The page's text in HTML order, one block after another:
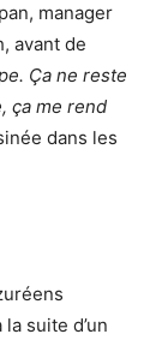
manager
avant de
Ça ne reste
ça me rend
dans les
suite d’un